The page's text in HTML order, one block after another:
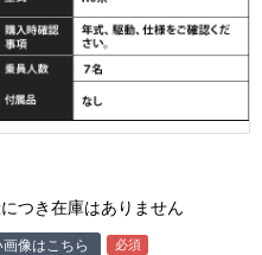
つき在庫はありません
像はこちら